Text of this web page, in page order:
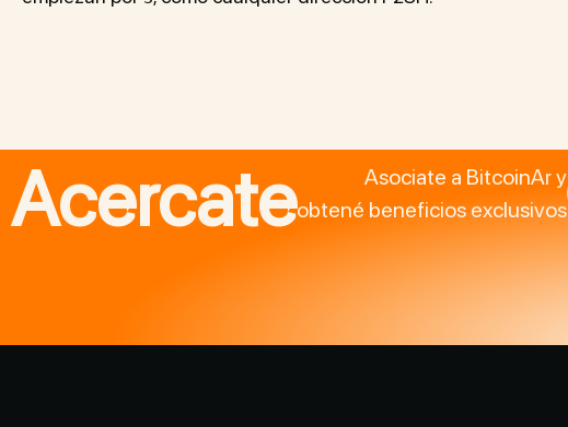
Acercate
Asociate a BitcoinAr y
obtené beneficios exclusivos